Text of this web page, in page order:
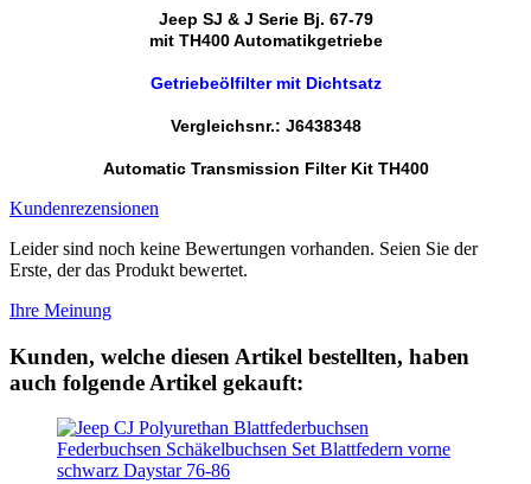
Jeep SJ & J Serie Bj. 67-79
mit TH400 Automatikgetriebe
Getriebeölfilter mit Dichtsatz
Vergleichsnr.: J6438348
Automatic Transmission Filter Kit TH400
Kundenrezensionen
Leider sind noch keine Bewertungen vorhanden. Seien Sie der
Erste, der das Produkt bewertet.
Ihre Meinung
Kunden, welche diesen Artikel bestellten, haben
auch folgende Artikel gekauft: